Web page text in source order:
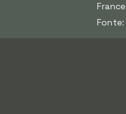
France
Fonte: